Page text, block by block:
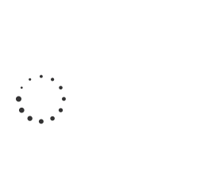
Шар с
днем
рождения,
с